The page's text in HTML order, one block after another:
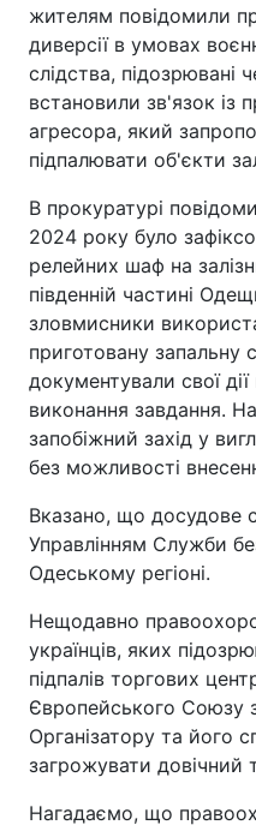
жителям повідомили
диверсії в умовах
слідства, підозрювані
встановили зв'язок із
агресора, який
підпалювати об'єкти
В прокуратурі
2024 року було
релейних шаф на
південній частині
зловмисники
приготовану запальну
документували свої
виконання завдання.
запобіжний захід у
без можливості
Вказано, що досудове
Управлінням Служби
Одеському регіоні.
Нещодавно
українців, яких
підпалів торгових
Європейського Союзу
Організатору та його
загрожувати довічний
Нагадаємо, що